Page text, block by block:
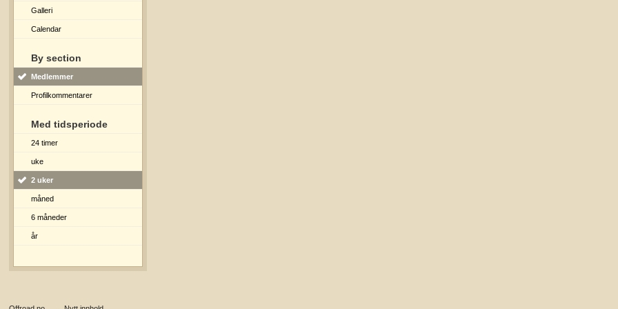
Galleri
Calendar
By section
Medlemmer
Profilkommentarer
Med tidsperiode
24 timer
uke
2 uker
måned
6 måneder
år